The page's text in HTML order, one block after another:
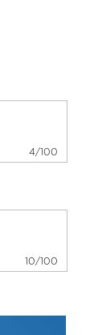
4/100
10/100